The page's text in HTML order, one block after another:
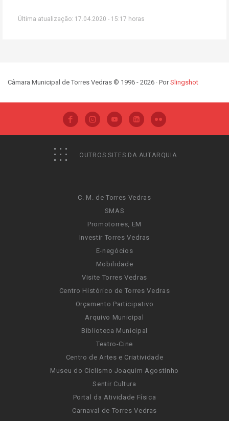
Última atualização: 17.04.2020 - 15:17 horas
Câmara Municipal de Torres Vedras © 1996 - 2026 · PorSlingshot
OUTROS SITES DA AUTARQUIA
C. M. de Torres Vedras
SMAS
Promotorres, EM
Investir Torres Vedras
E-negócios
Mobilidade
Visite Torres Vedras
Centro Histórico de Torres Vedras
Orçamento Participativo
Arquivo Municipal
Biblioteca Municipal
Teatro-Cine
Centro de Artes e Criatividade
Museu do Ciclismo Joaquim Agostinho
Sentir Cultura
Portal da Atividade Física
Carnaval de Torres Vedras